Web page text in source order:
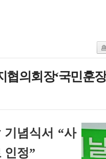
의회장‘국민훈
기념식서 “사
인정”